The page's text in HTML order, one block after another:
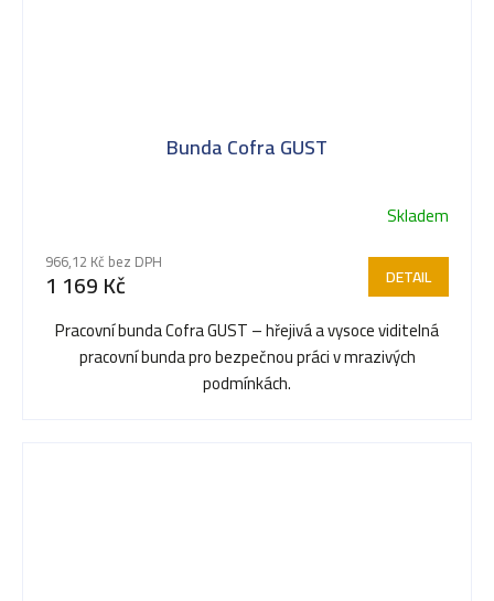
Bunda Cofra GUST
Skladem
966,12 Kč bez DPH
1 169 Kč DETAIL
Pracovní bunda Cofra GUST – hřejivá a vysoce viditelná
pracovní bunda pro bezpečnou práci v mrazivých
podmínkách.